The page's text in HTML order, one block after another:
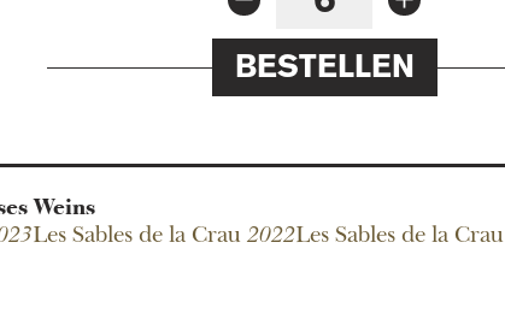
BESTELLEN
Weins
Les Sables de la Crau 2022Les Sables de la Crau